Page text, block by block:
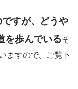
すが、どうや
を歩んでいるそ
ますので、ご覧下